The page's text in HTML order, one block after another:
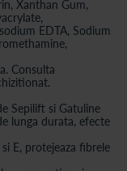
Xanthan Gum,
EDTA, Sodium
Consulta
Sepilift si Gatuline
lunga durata, efecte
E, protejeaza fibrele